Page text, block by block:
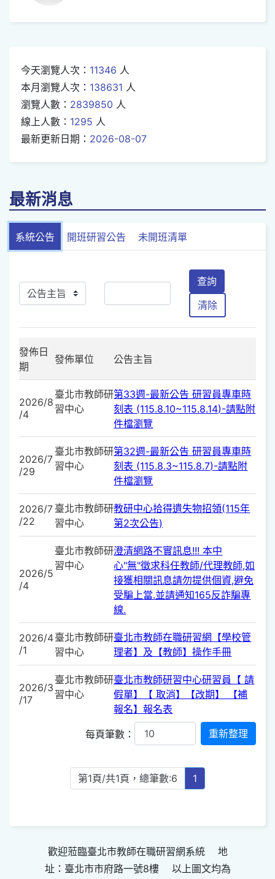
今天瀏覽人次： 11346 人
本月瀏覽人次： 138631 人
瀏覽人數： 2839850 人
線上人數： 1295 人
最新更新日期： 2026-08-07
最新消息
系統公告 開班研習公告 未開班清單
查詢
清除
發佈日
期
發佈單位 公告主旨
2026/8
/4
臺北市教師研
習中心
第33週-最新公告 研習員專車時
刻表 (115.8.10~115.8.14)-請點附
件檔瀏覽
2026/7
/29
臺北市教師研
習中心
第32週-最新公告 研習員專車時
刻表 (115.8.3~115.8.7)-請點附
件檔瀏覽
2026/7
/22
臺北市教師研
習中心
教研中心拾得遺失物招領(115年
第2次公告)
2026/5
/4
臺北市教師研
習中心
澄清網路不實訊息!!! 本中
心"無"徵求科任教師/代理教師,如
接獲相關訊息請勿提供個資,避免
受騙上當.並請通知165反詐騙專
線.
2026/4
/1
臺北市教師研
習中心
臺北市教師在職研習網【學校管
理者】及【教師】操作手冊
2026/3
/17
臺北市教師研
習中心
臺北市教師研習中心研習員【 請
假單】【 取消】【改期】 【補
報名】報名表
每頁筆數：
第1頁/共1頁，總筆數:6 1
歡迎蒞臨臺北市教師在職研習網系統 地
址：臺北市市府路一號8樓 以上圖文均為